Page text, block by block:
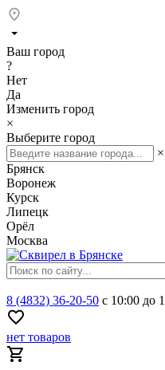
Ваш город
?
Нет
Да
Изменить город
×
Выберите город
×
Брянск
Воронеж
Курск
Липецк
Орёл
Москва
8 (4832) 36-20-50 с 10:00 до
нет товаров